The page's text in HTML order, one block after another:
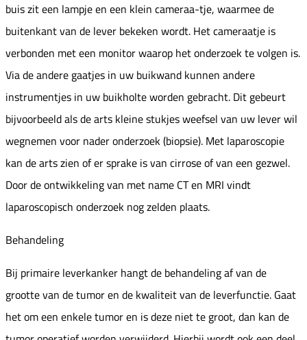
buis zit een lampje en een klein cameraa-tje, waarmee de
buitenkant van de lever bekeken wordt. Het cameraatje is
verbonden met een monitor waarop het onderzoek te volgen is.
Via de andere gaatjes in uw buikwand kunnen andere
instrumentjes in uw buikholte worden gebracht. Dit gebeurt
bijvoorbeeld als de arts kleine stukjes weefsel van uw lever wil
wegnemen voor nader onderzoek (biopsie). Met laparoscopie
kan de arts zien of er sprake is van cirrose of van een gezwel.
Door de ontwikkeling van met name CT en MRI vindt
laparoscopisch onderzoek nog zelden plaats.
Behandeling
Bij primaire leverkanker hangt de behandeling af van de
grootte van de tumor en de kwaliteit van de leverfunctie. Gaat
het om een enkele tumor en is deze niet te groot, dan kan de